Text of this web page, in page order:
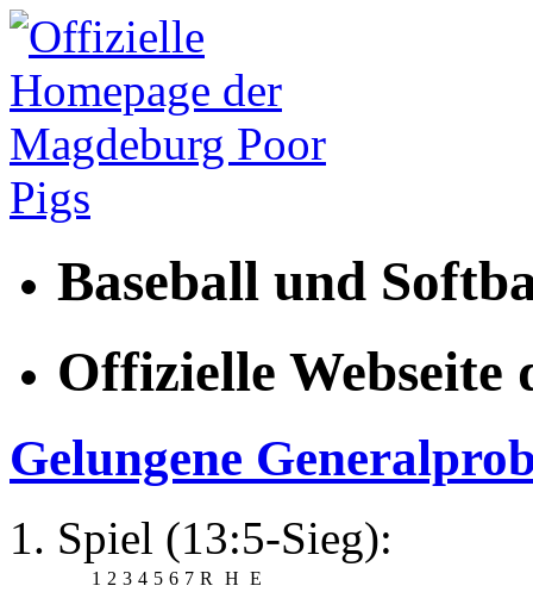
Baseball und
Offizielle Webseite
Gelungene
1. Spiel (13:5-Sieg):
1 2 3 4 5 6 7 R H E